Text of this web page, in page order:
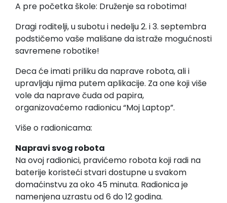
A pre početka škole: Druženje sa robotima!
Dragi roditelji, u subotu i nedelju 2. i 3. septembra
podstičemo vaše mališane da istraže mogućnosti
savremene robotike!
Deca će imati priliku da naprave robota, ali i
upravljaju njima putem aplikacije. Za one koji više
vole da naprave čuda od papira,
organizovaćemo radionicu “Moj Laptop”.
Više o radionicama:
Napravi svog robota
Na ovoj radionici, pravićemo robota koji radi na
baterije koristeći stvari dostupne u svakom
domaćinstvu za oko 45 minuta. Radionica je
namenjena uzrastu od 6 do 12 godina.